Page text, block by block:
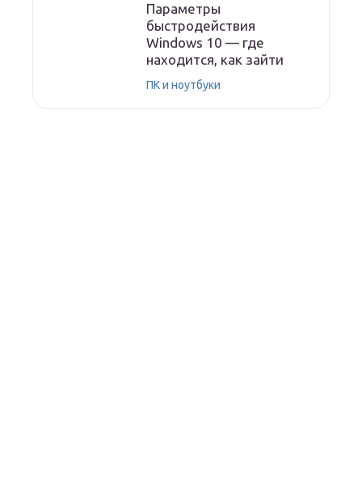
Параметры
быстродействия
Windows 10 — где
находится, как зайти
ПК и ноутбуки